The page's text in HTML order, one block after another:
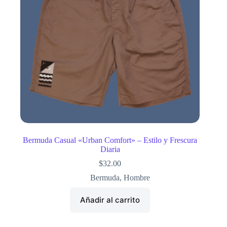
Bermuda Casual «Urban Comfort» – Estilo y Frescura
Diaria
$32.00
Bermuda,Hombre
Añadir al carrito